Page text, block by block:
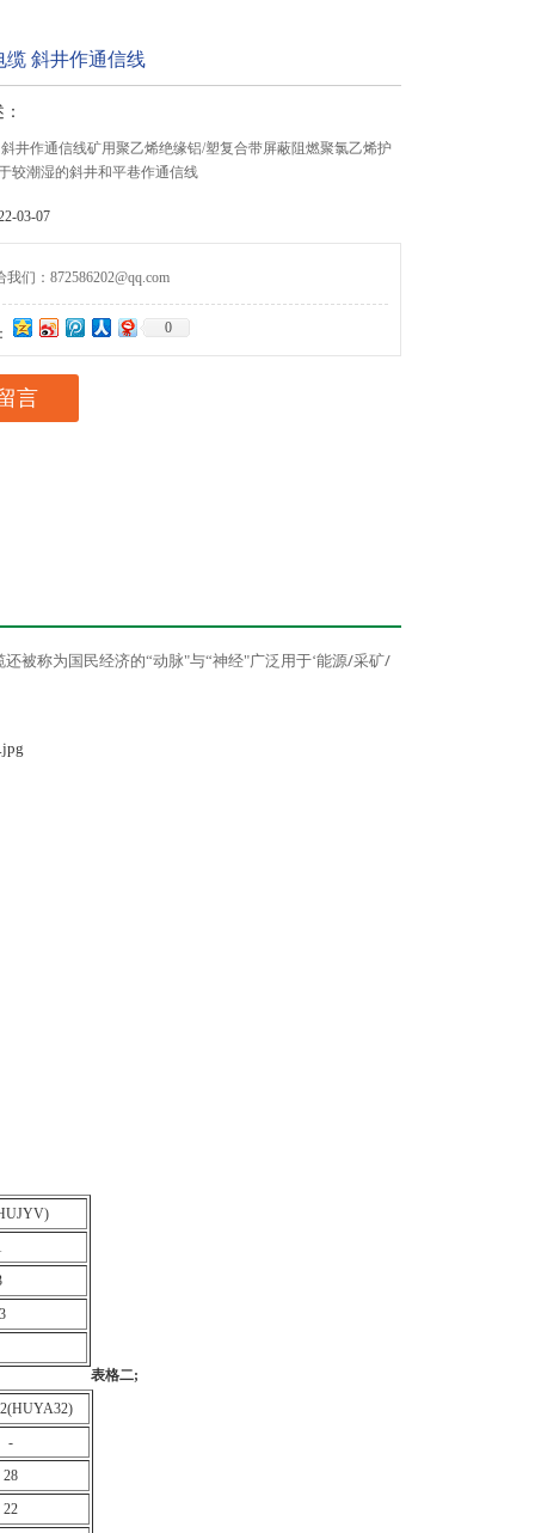
缆 斜井作通信线
井作通信线矿用聚乙烯绝缘铝/塑复合带屏蔽阻燃聚氯乙烯护
较潮湿的斜井和平巷作通信线
03-07
我们：872586202@qq.com
0
言
被称为国民经济的“动脉"与“神经"广泛用于‘能源/采矿/
表格二;
-
28
22